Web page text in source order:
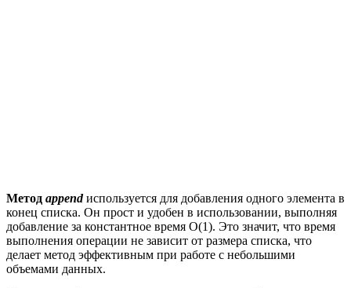
Метод appendиспользуется для добавления одного элемента в
конец списка. Он прост и удобен в использовании, выполняя
добавление за константное время O(1). Это значит, что время
выполнения операции не зависит от размера списка, что
делает метод эффективным при работе с небольшими
объемами данных.